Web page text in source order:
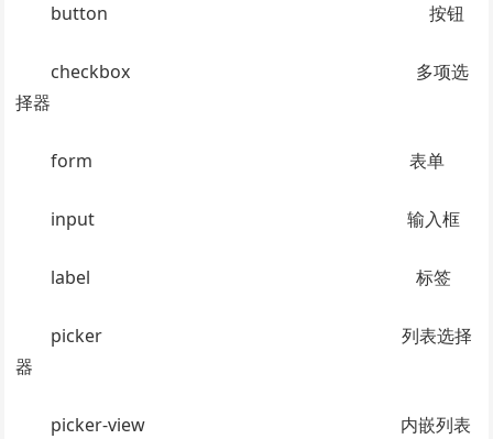
button 按钮
checkbox 多项选
择器
form 表单
input 输入框
label 标签
picker 列表选择
器
picker-view 内嵌列表